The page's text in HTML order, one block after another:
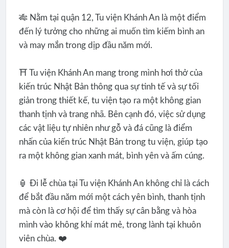
🎋 Nằm tại quận 12, Tu viện Khánh An là một điểm
đến lý tưởng cho những ai muốn tìm kiếm bình an
và may mắn trong dịp đầu năm mới.
⛩️ Tu viện Khánh An mang trong mình hơi thở của
kiến trúc Nhật Bản thông qua sự tinh tế và sự tối
giản trong thiết kế, tu viện tạo ra một không gian
thanh tịnh và trang nhã. Bên cạnh đó, việc sử dụng
các vật liệu tự nhiên như gỗ và đá cũng là điểm
nhấn của kiến trúc Nhật Bản trong tu viện, giúp tạo
ra một không gian xanh mát, bình yên và ấm cúng.
🏮 Đi lễ chùa tại Tu viện Khánh An không chỉ là cách
để bắt đầu năm mới một cách yên bình, thanh tịnh
mà còn là cơ hội để tìm thấy sự cân bằng và hòa
mình vào không khí mát mẻ, trong lành tại khuôn
viên chùa. ❤️